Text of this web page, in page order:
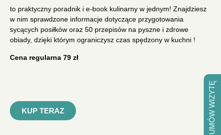
to praktyczny poradnik i e-book kulinarny w jednym! Znajdziesz
w nim sprawdzone informacje dotyczące przygotowania
sycących posiłków oraz 50 przepisów na pyszne i zdrowe
obiady, dzięki którym ograniczysz czas spędzony w kuchni !
Cena regularna 79 zł
KUP TERAZ UMÓW WIZYTĘ